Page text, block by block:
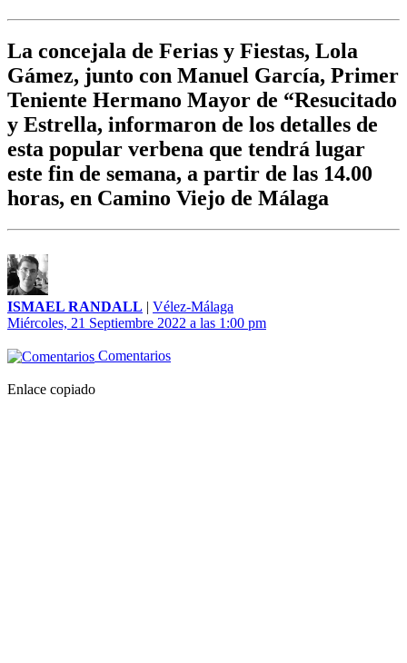
La concejala de Ferias y Fiestas, Lola
Gámez, junto con Manuel García, Primer
Teniente Hermano Mayor de “Resucitado
y Estrella, informaron de los detalles de
esta popular verbena que tendrá lugar
este fin de semana, a partir de las 14.00
horas, en Camino Viejo de Málaga
ISMAEL RANDALL | Vélez-Málaga
Miércoles, 21 Septiembre 2022 a las 1:00 pm
Comentarios
Enlace copiado